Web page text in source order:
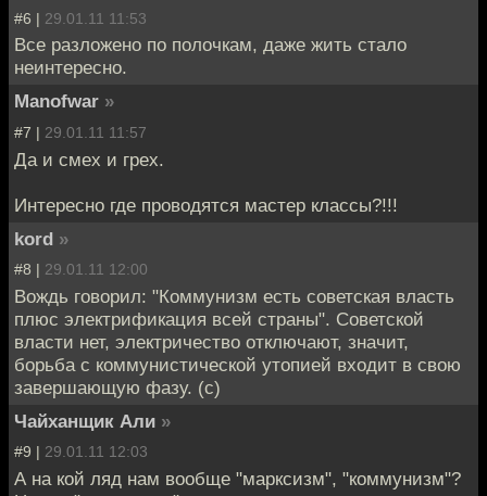
#6 | 29.01.11 11:53
Все разложено по полочкам, даже жить стало
неинтересно.
Manofwar »
#7 | 29.01.11 11:57
Да и смех и грех.
Интересно где проводятся мастер классы?!!!
kord »
#8 | 29.01.11 12:00
Вождь говорил: "Коммунизм есть советская власть
плюс электрификация всей страны". Советской
власти нет, электричество отключают, значит,
борьба с коммунистической утопией входит в свою
завершающую фазу. (с)
Чайханщик Али »
#9 | 29.01.11 12:03
А на кой ляд нам вообще "марксизм", "коммунизм"?